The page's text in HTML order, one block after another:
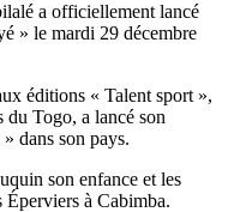
a officiellement lancé
» le mardi 29 décembre
éditions « Talent sport »,
du Togo, a lancé son
dans son pays.
son enfance et les
Éperviers à Cabimba.